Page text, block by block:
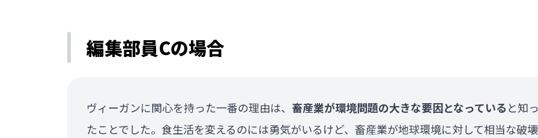
編集部員Cの場合
ヴィーガンに関心を持った一番の理由は、 畜産業が環境問題の大きな要因となっていると知っ
たことでした。食生活を変えるのには勇気がいるけど、畜産業が地球環境に対して相当な破壊